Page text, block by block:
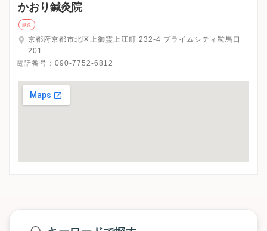
かおり鍼灸院
鍼灸
京都府京都市北区上御霊上江町 232-4 プライムシティ鞍馬口
201
電話番号： 090-7752-6812